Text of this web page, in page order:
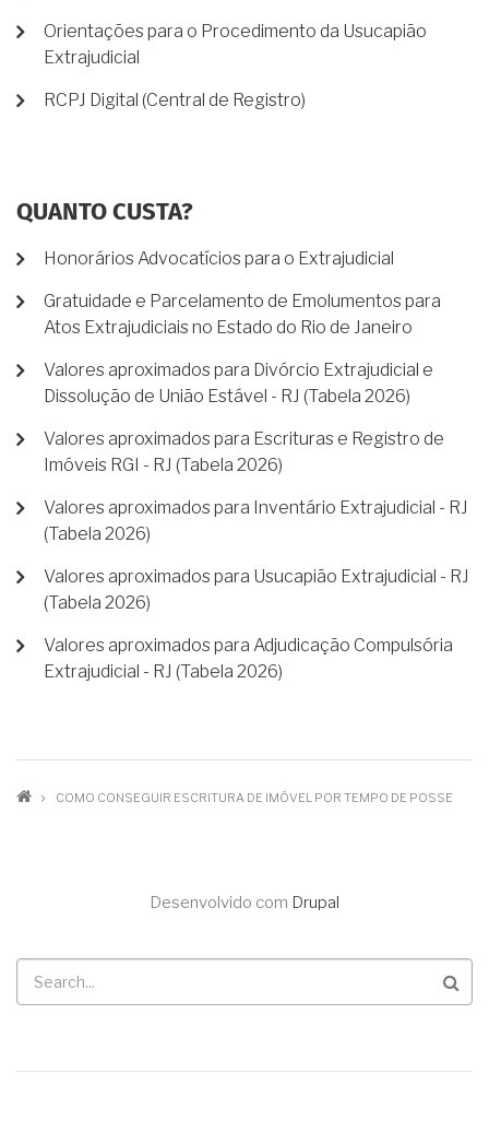
Orientações para o Procedimento da Usucapião
Extrajudicial
RCPJ Digital (Central de Registro)
QUANTO CUSTA?
Honorários Advocatícios para o Extrajudicial
Gratuidade e Parcelamento de Emolumentos para
Atos Extrajudiciais no Estado do Rio de Janeiro
Valores aproximados para Divórcio Extrajudicial e
Dissolução de União Estável - RJ (Tabela 2026)
Valores aproximados para Escrituras e Registro de
Imóveis RGI - RJ (Tabela 2026)
Valores aproximados para Inventário Extrajudicial - RJ
(Tabela 2026)
Valores aproximados para Usucapião Extrajudicial - RJ
(Tabela 2026)
Valores aproximados para Adjudicação Compulsória
Extrajudicial - RJ (Tabela 2026)
TRILHA
NAVEGAÇÃO
COMO CONSEGUIR ESCRITURA DE IMÓVEL POR TEMPO DE POSSE
Desenvolvido com Drupal